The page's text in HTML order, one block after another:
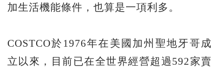
加生活機能條件，也算是一項利多。
COSTCO於1976年在美國加州聖地牙哥成
立以來，目前已在全世界經營超過592家賣